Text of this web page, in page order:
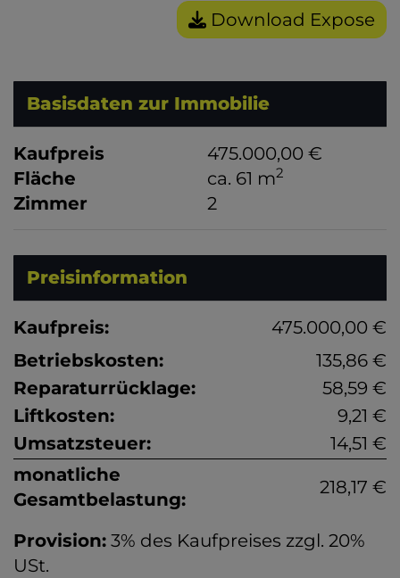
Download Expose
Basisdaten zur Immobilie
Kaufpreis
475.000,00 €
Fläche
ca. 61 m2
Zimmer 2
Preisinformation
Kaufpreis:
475.000,00 €
Betriebskosten:
135,86 €
Reparaturrücklage:
58,59 €
Liftkosten:
9,21 €
Umsatzsteuer:
14,51 €
monatliche
Gesamtbelastung:
218,17 €
Provision: 3% des Kaufpreises zzgl. 20%
USt.